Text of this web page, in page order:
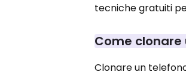
tecniche gratuiti
Come
Clonare un